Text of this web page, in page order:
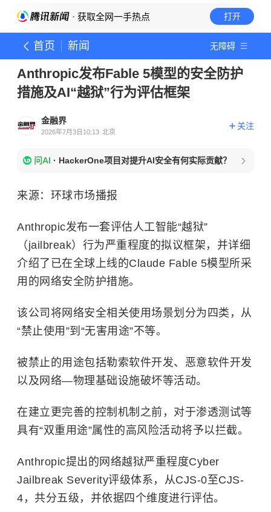
· 获取全网一手热点 打开
首页 新闻 无障碍
Anthropic发布Fable 5模型的安全防护
措施及AI“越狱”行为评估框架
金融界
2026年7月3日10:13 北京
关注
问AI · HackerOne项目对提升AI安全有何实际贡献？
来源：环球市场播报
Anthropic发布一套评估人工智能“越狱”
（jailbreak）行为严重程度的拟议框架，并详细
介绍了已在全球上线的Claude Fable 5模型所采
用的网络安全防护措施。
该公司将网络安全相关使用场景划分为四类，从
“禁止使用”到“无害用途”不等。
被禁止的用途包括勒索软件开发、恶意软件开发
以及网络—物理基础设施破坏等活动。
在建立更完善的控制机制之前，对于渗透测试等
具有“双重用途”属性的高风险活动将予以拦截。
Anthropic提出的网络越狱严重程度Cyber
Jailbreak Severity评级体系，从CJS-0至CJS-
4，共分五级，并依据四个维度进行评估。